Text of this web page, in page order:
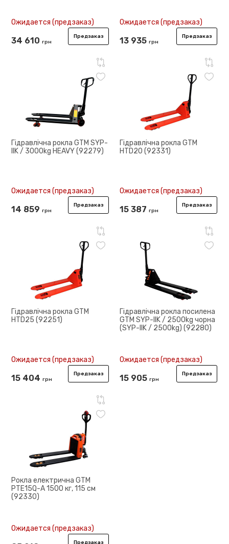
Ожидается (предзаказ)
34 610 грн
Предзаказ
Ожидается (предзаказ)
13 935 грн
Предзаказ
Гідравлічна рокла GTM SYP-
IIK / 3000kg HEAVY (92279)
Ожидается (предзаказ)
14 859 грн
Предзаказ
Гідравлічна рокла GTM
HTD20 (92331)
Ожидается (предзаказ)
15 387 грн
Предзаказ
Гідравлічна рокла GTM
HTD25 (92251)
Ожидается (предзаказ)
15 404 грн
Предзаказ
Гідравлічна рокла посилена
GTM SYP-IIK / 2500kg чорна
(SYP-IIK / 2500kg) (92280)
Ожидается (предзаказ)
15 905 грн
Предзаказ
Рокла електрична GTM
PTE15Q-A 1500 кг, 115 см
(92330)
Ожидается (предзаказ)
Предзаказ